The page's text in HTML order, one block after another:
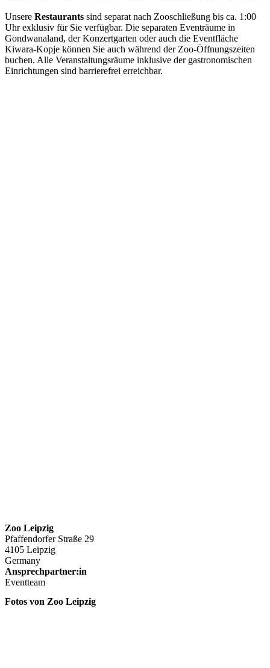
Unsere Restaurants sind separat nach Zooschließung bis ca. 1:00
Uhr exklusiv für Sie verfügbar. Die separaten Eventräume in
Gondwanaland, der Konzertgarten oder auch die Eventfläche
Kiwara-Kopje können Sie auch während der Zoo-Öffnungszeiten
buchen. Alle Veranstaltungsräume inklusive der gastronomischen
Einrichtungen sind barrierefrei erreichbar.
Zoo Leipzig
Pfaffendorfer Straße 29
4105 Leipzig
Germany
Ansprechpartner:in
Eventteam
Fotos von Zoo Leipzig